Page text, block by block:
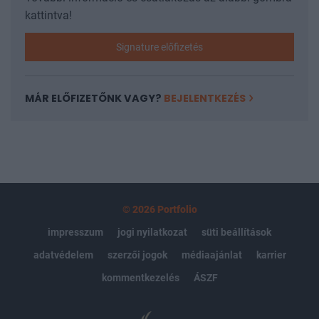
kattintva!
Signature előfizetés
MÁR ELŐFIZETŐNK VAGY? BEJELENTKEZÉS
© 2026 Portfolio
impresszum
jogi nyilatkozat
süti beállítások
adatvédelem
szerzői jogok médiaajánlat
karrier
kommentkezelés
ÁSZF